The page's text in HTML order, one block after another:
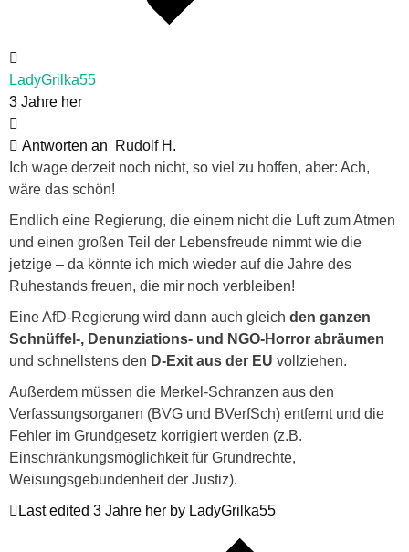
LadyGrilka55
3 Jahre her
Antworten an
Rudolf H.
Ich wage derzeit noch nicht, so viel zu hoffen, aber: Ach,
wäre das schön!
Endlich eine Regierung, die einem nicht die Luft zum Atmen
und einen großen Teil der Lebensfreude nimmt wie die
jetzige – da könnte ich mich wieder auf die Jahre des
Ruhestands freuen, die mir noch verbleiben!
Eine AfD-Regierung wird dann auch gleich den ganzen
Schnüffel-, Denunziations- und NGO-Horror abräumen
und schnellstens den D-Exit aus der EU vollziehen.
Außerdem müssen die Merkel-Schranzen aus den
Verfassungsorganen (BVG und BVerfSch) entfernt und die
Fehler im Grundgesetz korrigiert werden (z.B.
Einschränkungsmöglichkeit für Grundrechte,
Weisungsgebundenheit der Justiz).
Last edited 3 Jahre her by LadyGrilka55